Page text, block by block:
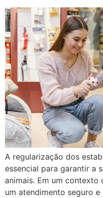
A regularização dos
essencial para garantir a
animais. Em um
um atendimento seguro